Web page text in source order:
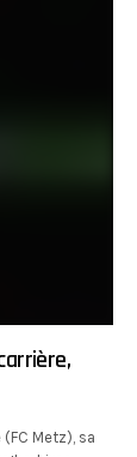
Metz), sa